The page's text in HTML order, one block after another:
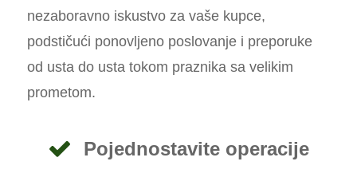
nezaboravno iskustvo za vaše kupce,
podstičući ponovljeno poslovanje i preporuke
od usta do usta tokom praznika sa velikim
prometom.
Pojednostavite operacije